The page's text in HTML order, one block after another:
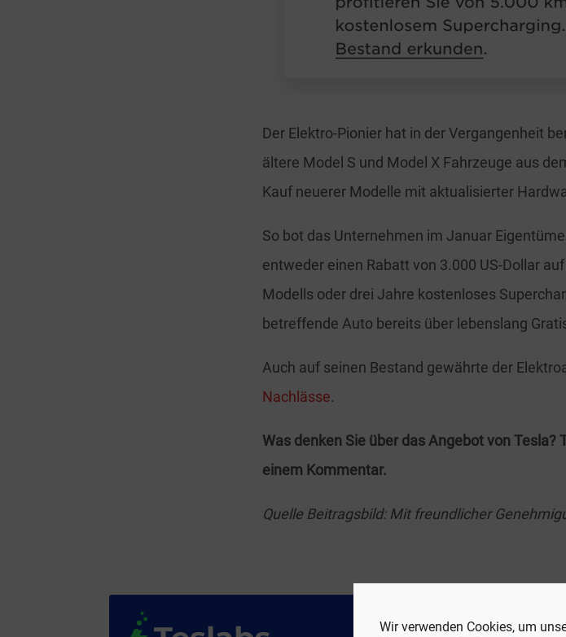
Wir verwenden Cookies, um
Der Elektro-Pionier hat in der Vergangenheit
ältere Model S und Model X Fahrzeuge aus
Kauf neuerer Modelle mit aktualisierter
So bot das Unternehmen im Januar
entweder einen Rabatt von 3.000 US-Dollar
Modells oder drei Jahre kostenloses
betreffende Auto bereits über lebenslang
Auch auf seinen Bestand gewährte der
Nachlässe.
Was denken Sie über das Angebot von
einem Kommentar.
Quelle Beitragsbild: Mit freundlicher